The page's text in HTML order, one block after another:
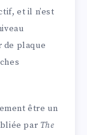
et il n’est
de plaque
être un
par The